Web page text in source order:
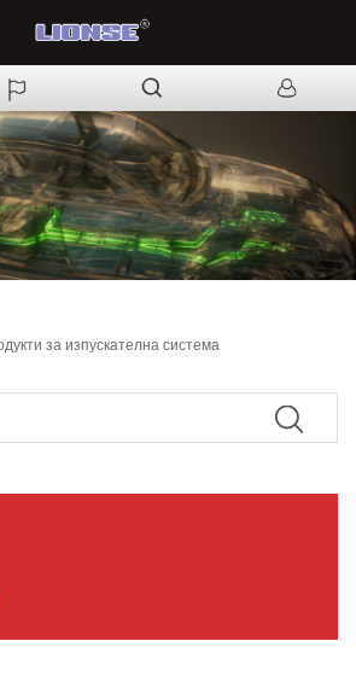
за изпускателна система